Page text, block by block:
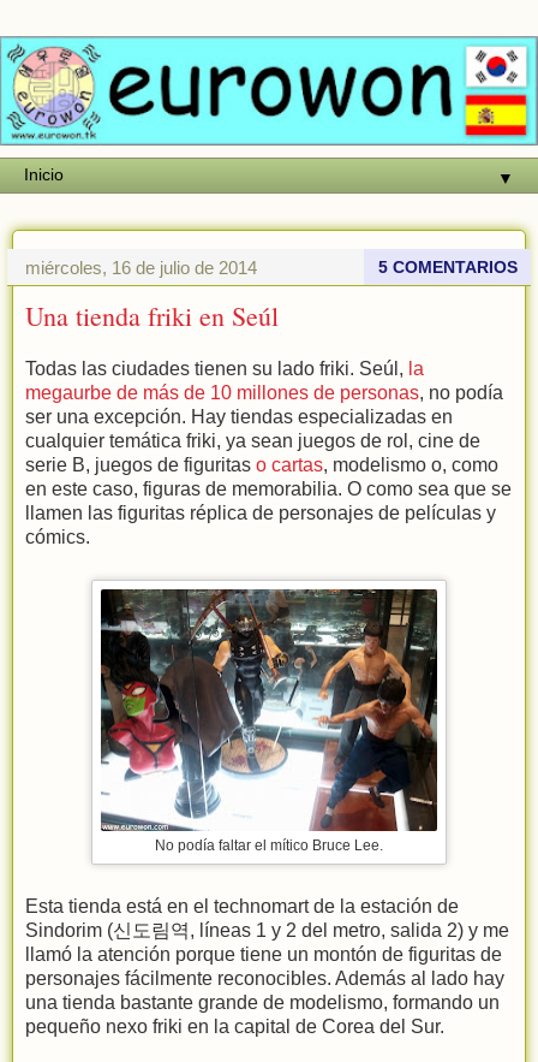
▼
miércoles, 16 de julio de 2014 5 COMENTARIOS
Una tienda friki en Seúl
Todas las ciudades tienen su lado friki. Seúl, la
megaurbe de más de 10 millones de personas, no podía
ser una excepción. Hay tiendas especializadas en
cualquier temática friki, ya sean juegos de rol, cine de
serie B, juegos de figuritas o cartas, modelismo o, como
en este caso, figuras de memorabilia. O como sea que se
llamen las figuritas réplica de personajes de películas y
cómics.
No podía faltar el mítico Bruce Lee.
Esta tienda está en el technomart de la estación de
Sindorim (신도림역, líneas 1 y 2 del metro, salida 2) y me
llamó la atención porque tiene un montón de figuritas de
personajes fácilmente reconocibles. Además al lado hay
una tienda bastante grande de modelismo, formando un
pequeño nexo friki en la capital de Corea del Sur.